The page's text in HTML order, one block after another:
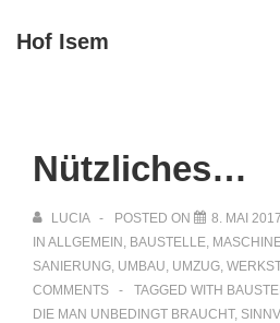
ZumHof Isem
Nützliches…
LUCIA POSTED ON 8. MAI 2017
IN ALLGEMEIN , BAUSTELLE,
SANIERUNG, UMBAU, UMZUG,
COMMENTS
TAGGED WITH
DIE MAN UNBEDINGT BRAUCHT,